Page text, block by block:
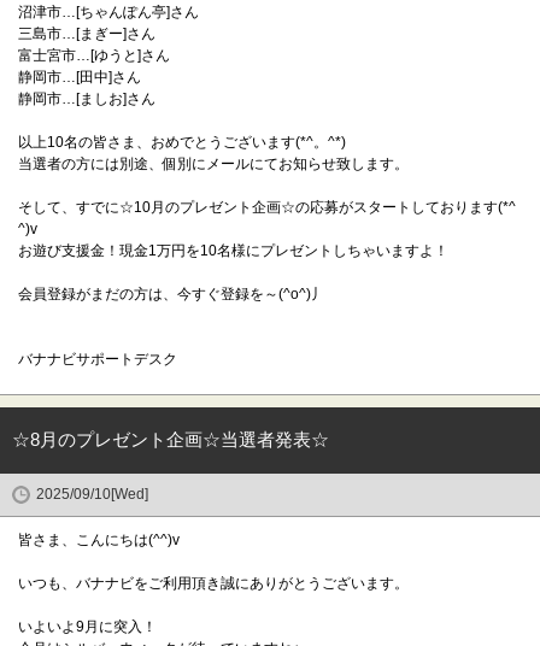
沼津市…[ちゃんぽん亭]さん
三島市…[まぎー]さん
富士宮市…[ゆうと]さん
静岡市…[田中]さん
静岡市…[ましお]さん
以上10名の皆さま、おめでとうございます(*^。^*)
当選者の方には別途、個別にメールにてお知らせ致します。
そして、すでに☆10月のプレゼント企画☆の応募がスタートしております(*^
^)v
お遊び支援金！現金1万円を10名様にプレゼントしちゃいますよ！
会員登録がまだの方は、今すぐ登録を～(^o^)丿
バナナビサポートデスク
☆8月のプレゼント企画☆当選者発表☆
2025/09/10[Wed]
皆さま、こんにちは(^^)v
いつも、バナナビをご利用頂き誠にありがとうございます。
いよいよ9月に突入！